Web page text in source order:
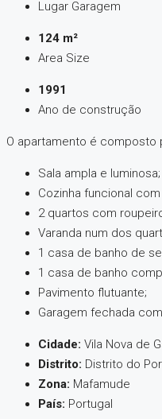
Lugar Garagem
124 m²
Area Size
1991
Ano de construção
O apartamento é composto
Sala ampla e luminosa;
Cozinha funcional
2 quartos com
Varanda num dos
1 casa de banho de
1 casa de banho
Pavimento flutuante;
Garagem fechada
Cidade: Vila Nova de
Distrito: Distrito do
Zona: Mafamude
País: Portugal